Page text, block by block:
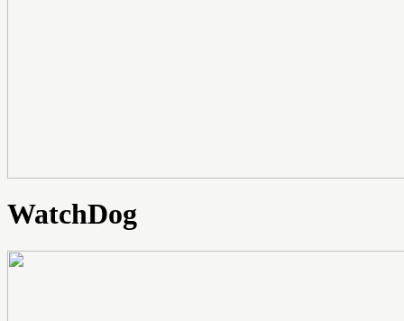
WatchDog